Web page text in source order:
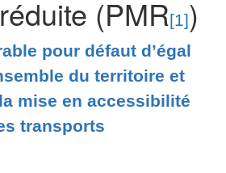
(PMR[1])
pour défaut d’égal
du territoire et
mise en accessibilité
transports